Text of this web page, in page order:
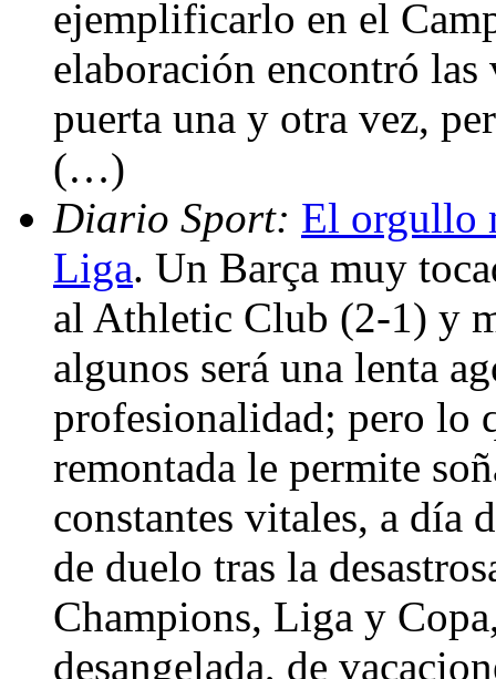
ejemplificarlo en el
elaboración encontró
puerta una y otra vez,
(…)
Diario Sport: El orgullo
Liga. Un Barça muy
al Athletic Club (2-1) y
algunos será una lenta
profesionalidad; pero lo
remontada le permite
constantes vitales, a día
de duelo tras la
Champions, Liga y
desangelada, de